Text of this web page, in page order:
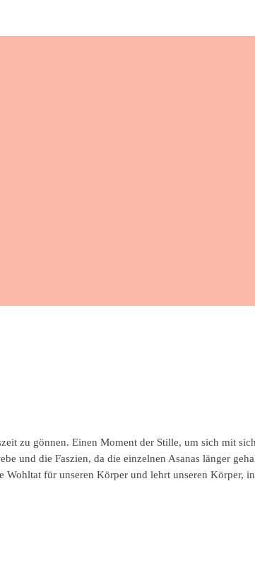
zu gönnen. Einen Moment der Stille, um sich mit
und die Faszien, da die einzelnen Asanas länger
für unseren Körper und lehrt unseren Körper,